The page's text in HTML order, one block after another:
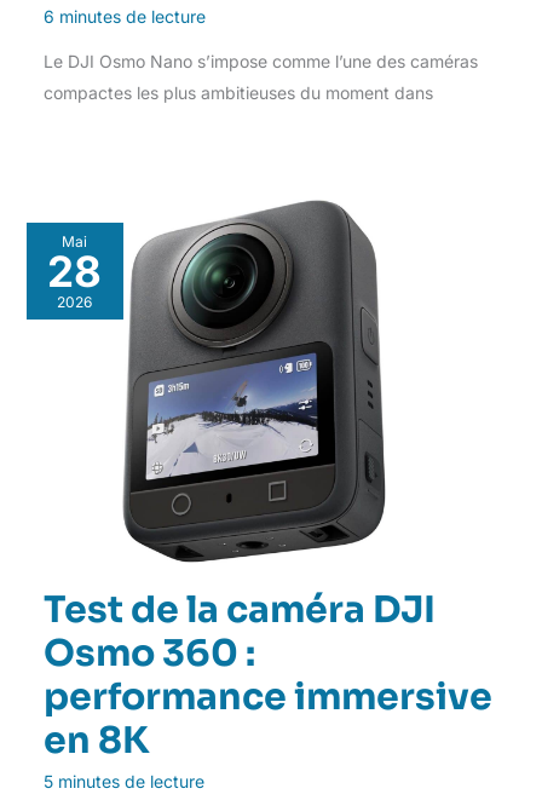
6 minutes de lecture
Le DJI Osmo Nano s’impose comme l’une des caméras
compactes les plus ambitieuses du moment dans
Mai
28
2026
Test de la caméra DJI
Osmo 360 :
performance immersive
en 8K
5 minutes de lecture